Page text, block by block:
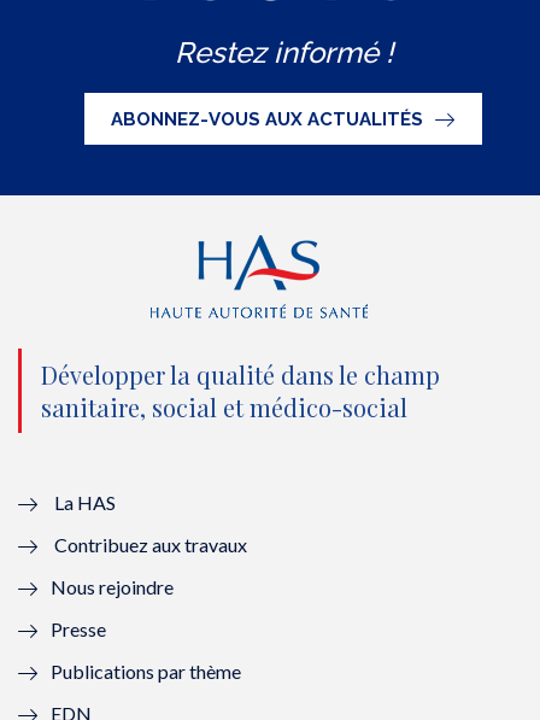
i
t
t
e
n
o
u
l
l
f
c
e
b
o
o
k
(
n
o
e
e
u
t
u
b
e
(
n
o
u
n
k
e
d
(
n
o
Restez informé !
ABONNEZ-VOUS AUX ACTUALITÉS
Développer la qualité dans le champ
sanitaire, social et médico-social
La HAS
Contribuez aux travaux
Nous rejoindre
Presse
Publications par thème
EDN